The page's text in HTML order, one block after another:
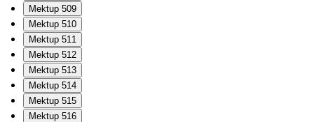
Mektup 509
Mektup 510
Mektup 511
Mektup 512
Mektup 513
Mektup 514
Mektup 515
Mektup 516